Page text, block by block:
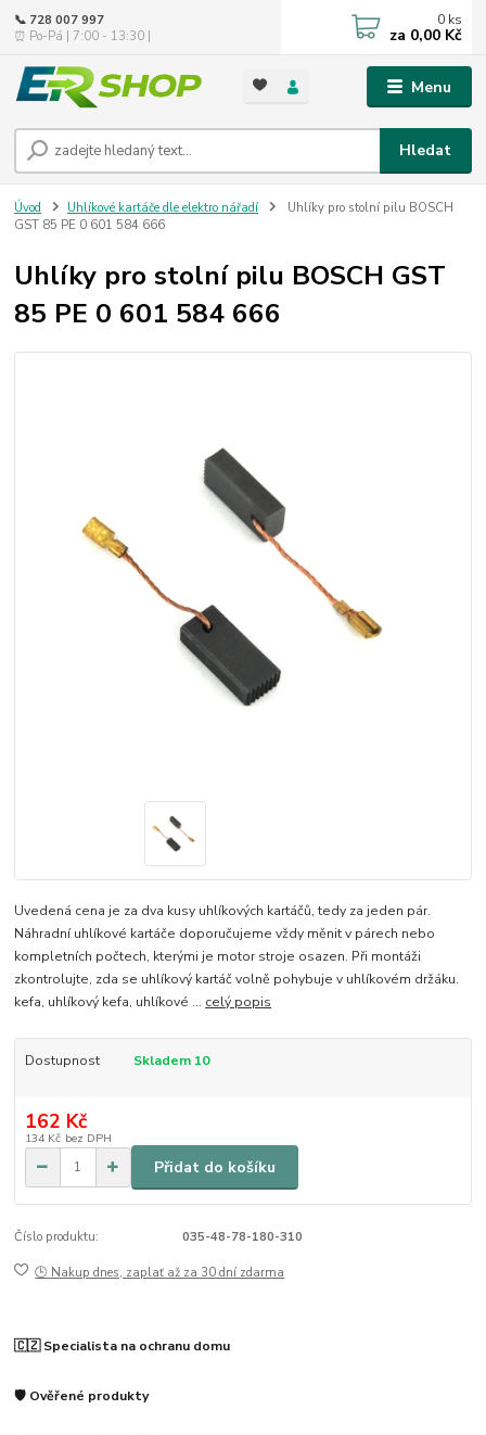
Menu
Hledat
📞 728 007 997
⏰ Po-Pá | 7:00 - 13:30 |
0 ks
za 0,00 Kč
Úvod Uhlíkové kartáče dle elektro nářadí
Uhlíky pro stolní pilu BOSCH
GST 85 PE 0 601 584 666
Uhlíky pro stolní pilu BOSCH GST
85 PE 0 601 584 666
Uvedená cena je za dva kusy uhlíkových kartáčů, tedy za jeden pár.
Náhradní uhlíkové kartáče doporučujeme vždy měnit v párech nebo
kompletních počtech, kterými je motor stroje osazen. Při montáži
zkontrolujte, zda se uhlíkový kartáč volně pohybuje v uhlíkovém držáku.
kefa, uhlíkový kefa, uhlíkové ... celý popis
Dostupnost Skladem 10
162 Kč
134 Kč bez DPH
Přidat do košíku
Číslo produktu: 035-48-78-180-310
🕒 Nakup dnes, zaplať až za 30 dní zdarma
🇨🇿 Specialista na ochranu domu
🛡️ Ověřené produkty